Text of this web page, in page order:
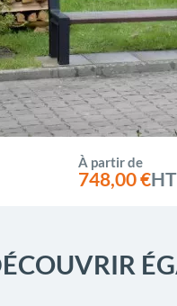
À partir de
748,00 €HT